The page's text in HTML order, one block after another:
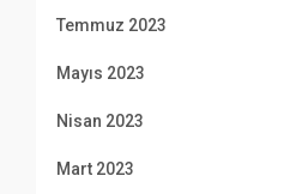
Temmuz 2023
Mayıs 2023
Nisan 2023
Mart 2023